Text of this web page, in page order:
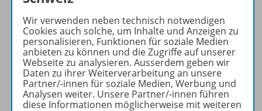
Konzept
Benachrichtigungs-Service
Wir verwenden neben technisch notwendigen
Cookies auch solche, um Inhalte und Anzeigen zu
personalisieren, Funktionen für soziale Medien
anbieten zu können und die Zugriffe auf unserer
Webseite zu analysieren. Ausserdem geben wir
Daten zu ihrer Weiterverarbeitung an unsere
Partner/-innen für soziale Medien, Werbung und
Analysen weiter. Unsere Partner/-innen führen
diese Informationen möglicherweise mit weiteren